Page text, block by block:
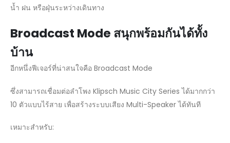
น้ำ ฝน หรือฝุ่นระหว่างเดินทาง
Broadcast Mode สนุกพร้อมกันได้ทั้ง
บ้าน
อีกหนึ่งฟีเจอร์ที่น่าสนใจคือ Broadcast Mode
ซึ่งสามารถเชื่อมต่อลำโพง Klipsch Music City Series ได้มากกว่า
10 ตัวแบบไร้สาย เพื่อสร้างระบบเสียง Multi-Speaker ได้ทันที
เหมาะสำหรับ: